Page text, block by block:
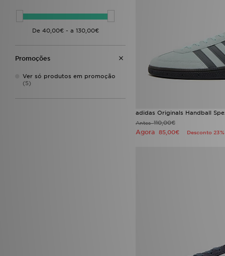
Nike Victori
Nike Victori One(1)
Nike Vomero(1)
Puma Easy Rider
Crème(8)
Promoções
Ver só produtos em promoção
(5)
adidas Originals Handball
Antes110,00€
Agora 85,00€ Desconto 23%